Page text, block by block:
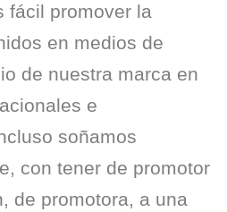
fácil promover la
en medios de
de nuestra marca en
e
soñamos
con tener de promotor
de promotora, a una